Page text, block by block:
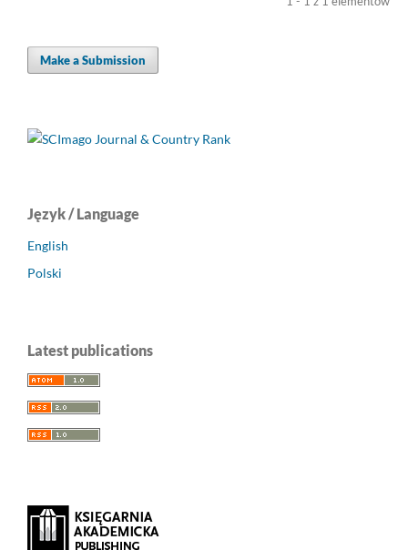
Make a Submission
Język / Language
English
Polski
Latest publications